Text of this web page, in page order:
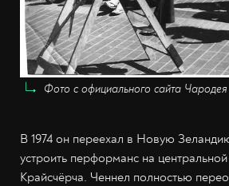
Фото с официального сайта
В 1974 он переехал в Новую
устроить перформанс на
Крайсчёрча. Ченнел полностью